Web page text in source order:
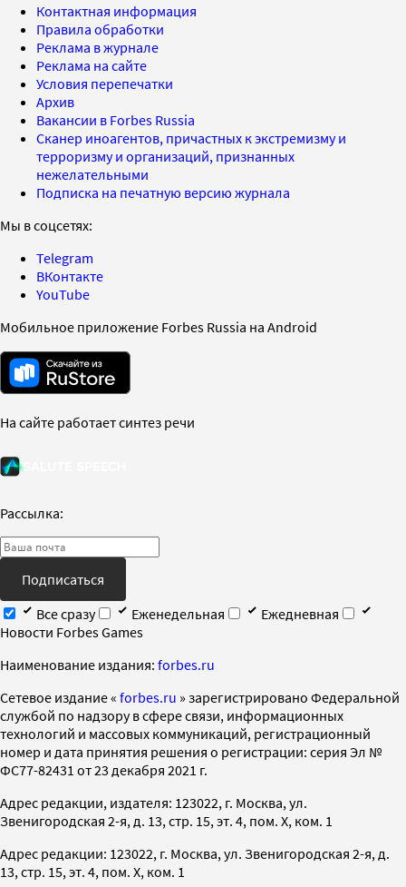
Контактная информация
Правила обработки
Реклама в журнале
Реклама на сайте
Условия перепечатки
Архив
Вакансии в Forbes Russia
Сканер иноагентов, причастных к экстремизму и
терроризму и организаций, признанных
нежелательными
Подписка на печатную версию журнала
Мы в соцсетях:
Telegram
ВКонтакте
YouTube
Мобильное приложение Forbes Russia на Android
На сайте работает синтез речи
Рассылка:
Подписаться
Все сразу
Еженедельная
Ежедневная
Новости Forbes Games
Наименование издания: forbes.ru
Cетевое издание « forbes.ru » зарегистрировано Федеральной
службой по надзору в сфере связи, информационных
технологий и массовых коммуникаций, регистрационный
номер и дата принятия решения о регистрации: серия Эл №
ФС77-82431 от 23 декабря 2021 г.
Адрес редакции, издателя: 123022, г. Москва, ул.
Звенигородская 2-я, д. 13, стр. 15, эт. 4, пом. X, ком. 1
Адрес редакции: 123022, г. Москва, ул. Звенигородская 2-я, д.
13, стр. 15, эт. 4, пом. X, ком. 1